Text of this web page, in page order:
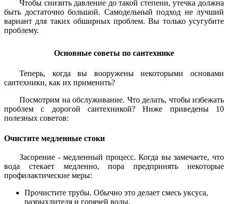
Чтобы снизить давление до такой степени, утечка должна
быть достаточно большой. Самодельный подход не лучший
вариант для таких обширных проблем. Вы только усугубите
проблему.
Основные советы по сантехнике
Теперь, когда вы вооружены некоторыми основами
сантехники, как их применить?
Посмотрим на обслуживание. Что делать, чтобы избежать
проблем с дорогой сантехникой? Ниже приведены 10
полезных советов:
Очистите медленные стоки
Засорение - медленный процесс. Когда вы замечаете, что
вода стекает медленно, пора предпринять некоторые
профилактические меры:
Прочистите трубы. Обычно это делает смесь уксуса,
разрыхлителя и горячей воды.